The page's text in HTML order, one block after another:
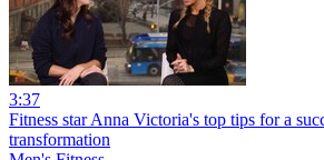
3:37
Fitness star Anna Victoria's top tips for a
transformation